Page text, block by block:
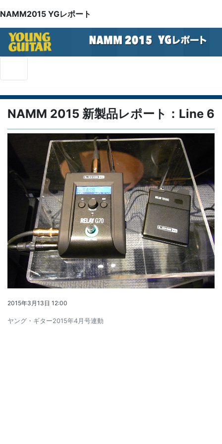
NAMM2015 YGレポート
NAMM 2015 新製品レポート：Line 6
2015年3月13日 12:00
ヤング・ギター2015年4月号連動